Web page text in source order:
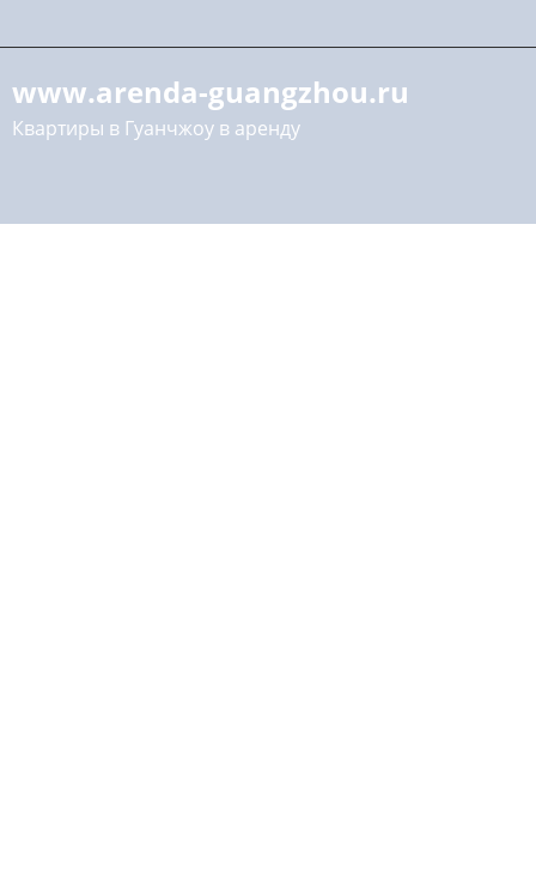
www.arenda-guangzhou.ru
Квартиры в Гуанчжоу в аренду